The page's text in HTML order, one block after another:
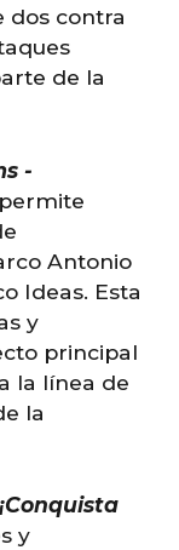
dos contra
de la
-
Antonio
Ideas. Esta
y
principal
la línea de
la
y